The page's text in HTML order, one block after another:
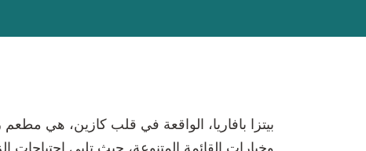
بيتزا بافاريا، الواقعة في قلب كازين، هي مطعم